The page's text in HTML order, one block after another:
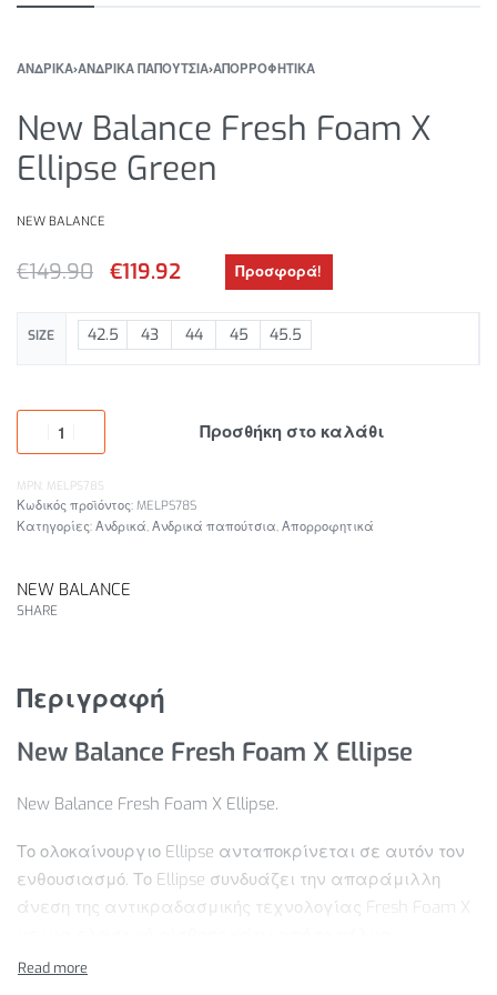
ΑΝΔΡΙΚΑ›ΑΝΔΡΙΚΑ ΠΑΠΟΥΤΣΙΑ›ΑΠΟΡΡΟΦΗΤΙΚΑ
New Balance Fresh Foam X
Ellipse Green
NEW BALANCE
€149.90 €119.92 Προσφορά!
SIZE 42.5 43 44 45 45.5
Προσθήκη στο καλάθι
MPN: MELPS78S
MELPS78S
Κατηγορίες: Ανδρικά, Ανδρικά παπούτσια, Απορροφητικά
NEW BALANCE
SHARE
Περιγραφή
New Balance Fresh Foam X Ellipse
New Balance Fresh Foam X Ellipse.
Το ολοκαίνουργιο Ellipse ανταποκρίνεται σε αυτόν τον
ενθουσιασμό. Το Ellipse συνδυάζει την απαράμιλλη
άνεση της αντικραδασμικής τεχνολογίας Fresh Foam X
σχεδιασμένο ώστε το καθημερινό σου τρέξιμο να είναι